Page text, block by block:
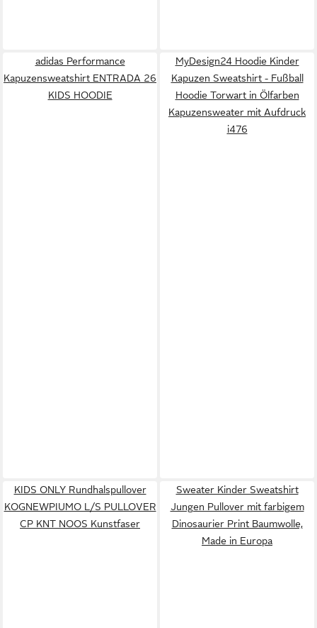
adidas Performance
Kapuzensweatshirt ENTRADA 26
KIDS HOODIE
MyDesign24 Hoodie Kinder
Kapuzen Sweatshirt - Fußball
Hoodie Torwart in Ölfarben
Kapuzensweater mit Aufdruck
i476
KIDS ONLY Rundhalspullover
KOGNEWPIUMO L/S PULLOVER
CP KNT NOOS Kunstfaser
Sweater Kinder Sweatshirt
Jungen Pullover mit farbigem
Dinosaurier Print Baumwolle,
Made in Europa